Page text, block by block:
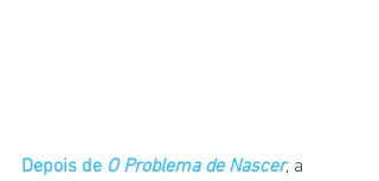
Depois de O Problema de Nascer, a